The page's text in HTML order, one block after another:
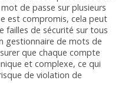
de passe sur plusieurs
est compromis, cela peut
failles de sécurité sur tous
gestionnaire de mots de
que chaque compte
et complexe, ce qui
de violation de